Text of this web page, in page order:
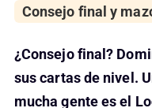
Consejo final y
¿Consejo final?
sus cartas de nivel.
mucha gente es el